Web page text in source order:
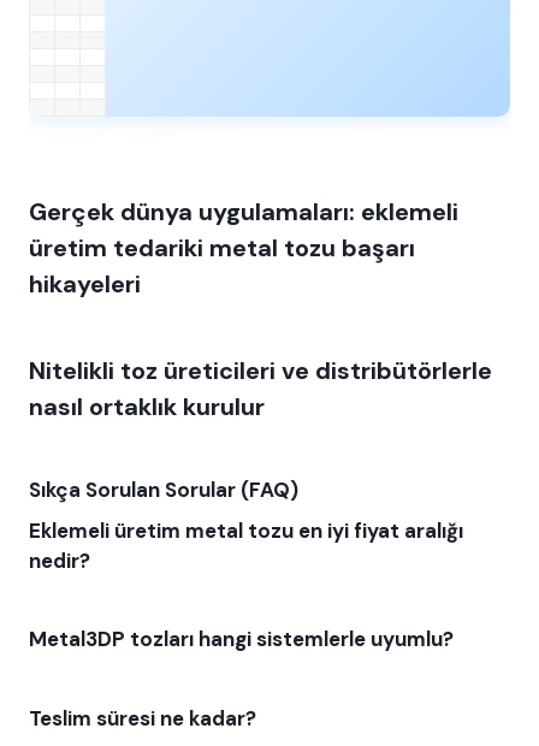
Gerçek dünya uygulamaları: eklemeli
üretim tedariki metal tozu başarı
hikayeleri
Nitelikli toz üreticileri ve distribütörlerle
nasıl ortaklık kurulur
Sıkça Sorulan Sorular (FAQ)
Eklemeli üretim metal tozu en iyi fiyat aralığı
nedir?
Metal3DP tozları hangi sistemlerle uyumlu?
Teslim süresi ne kadar?